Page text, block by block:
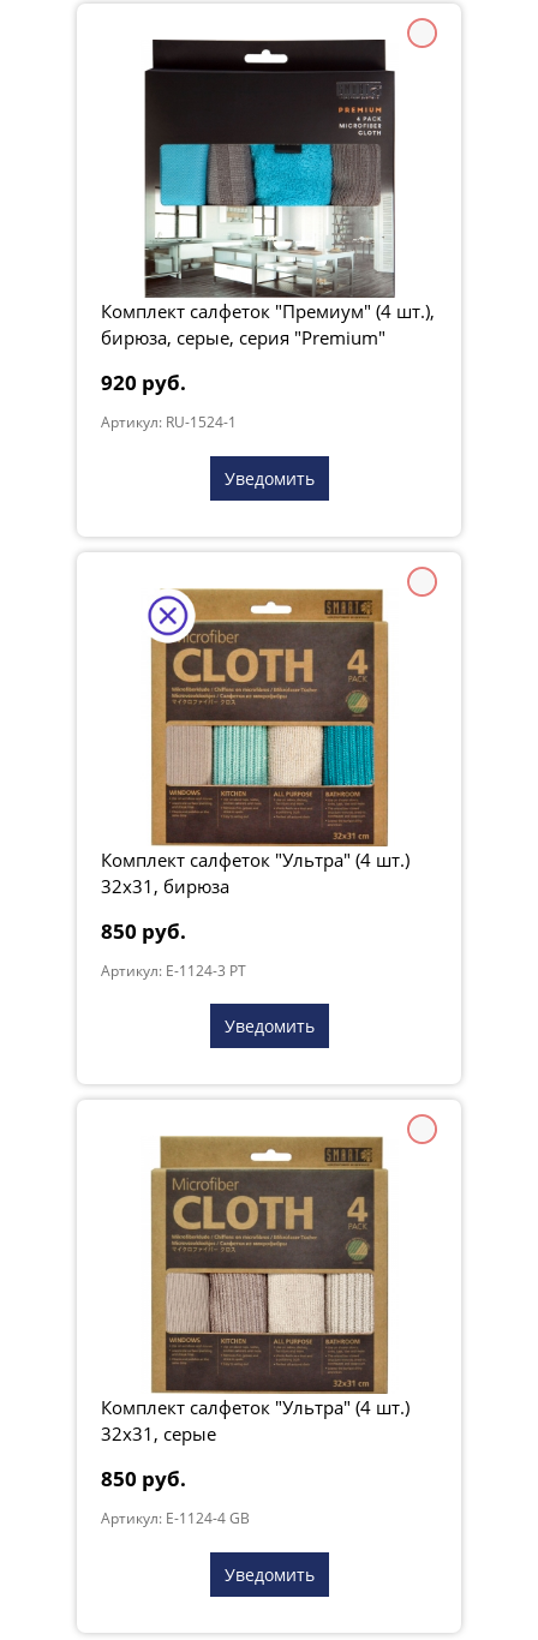
Комплект салфеток "Премиум" (4 шт.),
бирюза, серые, серия "Premium"
920 руб.
Артикул: RU-1524-1
Уведомить
Комплект салфеток "Ультра" (4 шт.)
32х31, бирюза
850 руб.
Артикул: E-1124-3 PT
Уведомить
Комплект салфеток "Ультра" (4 шт.)
32х31, серые
850 руб.
Артикул: E-1124-4 GB
Уведомить